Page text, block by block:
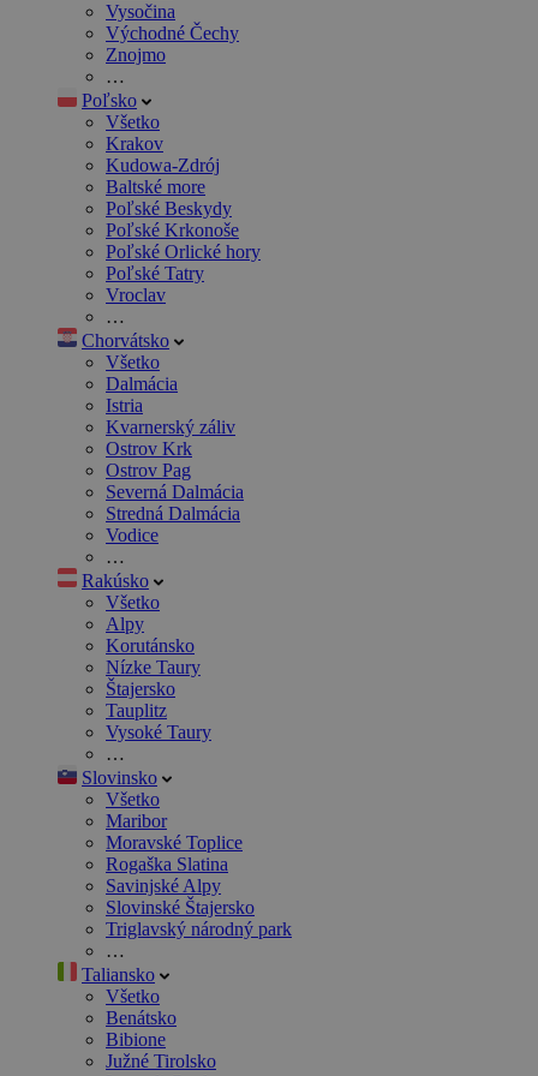
Vysočina
Východné Čechy
Znojmo
…
Poľsko
Všetko
Krakov
Kudowa-Zdrój
Baltské more
Poľské Beskydy
Poľské Krkonoše
Poľské Orlické hory
Poľské Tatry
Vroclav
…
Chorvátsko
Všetko
Dalmácia
Istria
Kvarnerský záliv
Ostrov Krk
Ostrov Pag
Severná Dalmácia
Stredná Dalmácia
Vodice
…
Rakúsko
Všetko
Alpy
Korutánsko
Nízke Taury
Štajersko
Tauplitz
Vysoké Taury
…
Slovinsko
Všetko
Maribor
Moravské Toplice
Rogaška Slatina
Savinjské Alpy
Slovinské Štajersko
Triglavský národný park
…
Taliansko
Všetko
Benátsko
Bibione
Južné Tirolsko